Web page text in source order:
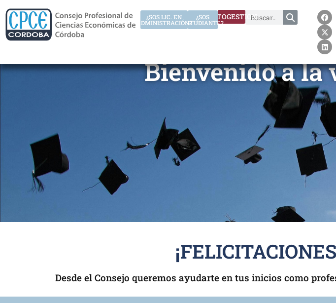
AUTOGESTION
¿SOS
ESTUDIANTE?
¿SOS LIC. EN
ADMINISTRACIÓN?
Bienvenido a la
Desde el Consejo queremos ayudarte en tus inicios como